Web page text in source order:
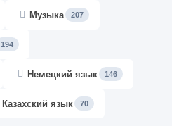
Музыка 207
194
Немецкий язык 146
Казахский язык 70